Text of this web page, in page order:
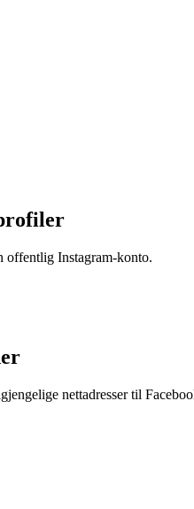
offentlig Instagram-konto.
nettadresser til